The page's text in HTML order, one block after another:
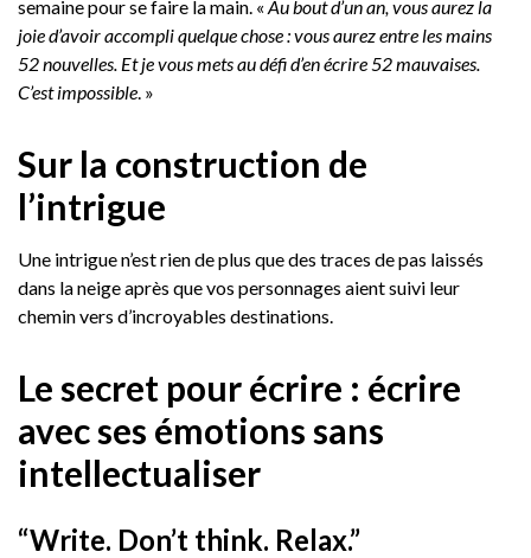
semaine pour se faire la main. « Au bout d’un an, vous aurez la
joie d’avoir accompli quelque chose : vous aurez entre les mains
52 nouvelles. Et je vous mets au défi d’en écrire 52 mauvaises.
C’est impossible . »
Sur la construction de
l’intrigue
Une intrigue n’est rien de plus que des traces de pas laissés
dans la neige après que vos personnages aient suivi leur
chemin vers d’incroyables destinations.
Le secret pour écrire : écrire
avec ses émotions sans
intellectualiser
“Write. Don’t think. Relax.”